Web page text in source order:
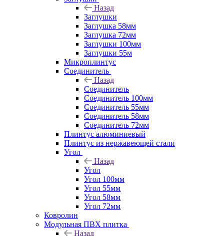
Назад
Заглушки
Заглушка 58мм
Заглушка 72мм
Заглушки 100мм
Заглушки 55м
Микроплинтус
Соединитель
Назад
Соединитель
Соединитель 100мм
Соединитель 55мм
Соединитель 58мм
Соединитель 72мм
Плинтус алюминиевый
Плинтус из нержавеющей стали
Угол
Назад
Угол
Угол 100мм
Угол 55мм
Угол 58мм
Угол 72мм
Ковролин
Модульная ПВХ плитка
Назад